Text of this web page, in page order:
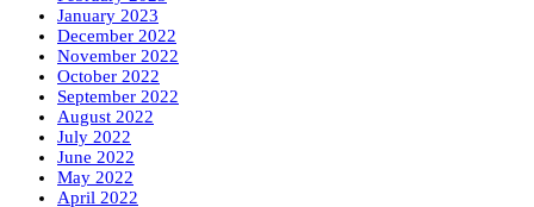
January 2023
December 2022
November 2022
October 2022
September 2022
August 2022
July 2022
June 2022
May 2022
April 2022